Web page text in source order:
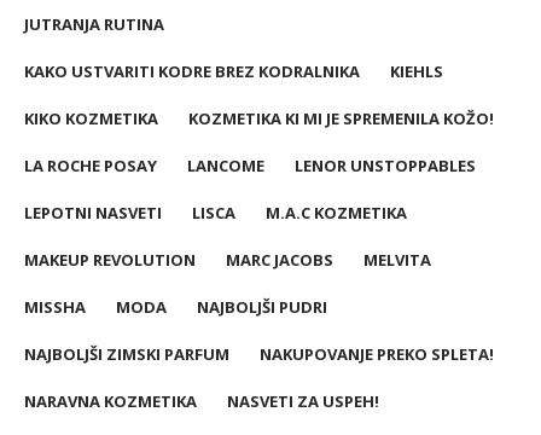
JUTRANJA RUTINA
KAKO USTVARITI KODRE BREZ KODRALNIKA KIEHLS
KIKO KOZMETIKA KOZMETIKA KI MI JE SPREMENILA KOŽO!
LA ROCHE POSAY LANCOME LENOR UNSTOPPABLES
LEPOTNI NASVETI LISCA M.A.C KOZMETIKA
MAKEUP REVOLUTION MARC JACOBS MELVITA
MISSHA MODA NAJBOLJŠI PUDRI
NAJBOLJŠI ZIMSKI PARFUM NAKUPOVANJE PREKO SPLETA!
NARAVNA KOZMETIKA NASVETI ZA USPEH!